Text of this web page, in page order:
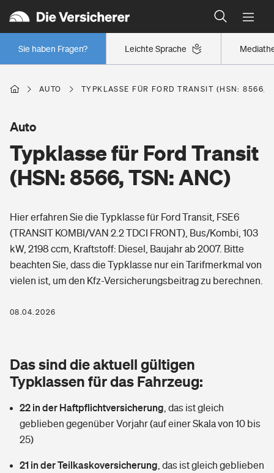
Leichte Sprache
Sie haben Fragen?
Wer versichert was: Jetzt Versicherer finden
Regionalklassen: So ist Ihre Region eingestuft
Wer versichert was: Jetzt Versicherer finden
Berufsunfähigkeitsversicherung
Erwerbsunfähigkeitsversicherung
Grundfähigkeitsversicherung
Arbeitsrechtsschutz
Berufshaftpflichtversicherung
Zur Übersicht
Tools
Wer versichert was: Jetzt Versicherer finden
Sie haben Fragen?
Wohnen
Glasversicherung
Mietkautionsversicherung
Restkreditversicherung
Freizeit
Pri­vate Haft­pflicht­
Kinderunfall­ver­si­che­rung
Kinderinvalidität
Gesundheit
Private Krankenversicherung
Dread-Disease-Versicherung
Tierkrankenversicherung
Zur Übersicht
AUTO TYPKLASSE FÜR FORD TRANSIT (HSN: 8566,
Typklasse für Ford Transit
(HSN: 8566, TSN: ANC)
Auto
Hier erfahren Sie die Typklasse für Ford Transit, FSE6
(TRANSIT KOMBI/VAN 2.2 TDCI FRONT), Bus/Kombi, 103
kW, 2198 ccm, Kraftstoff: Diesel, Baujahr ab 2007. Bitte
beachten Sie, dass die Typklasse nur ein Tarifmerkmal von
vielen ist, um den Kfz-Versicherungsbeitrag zu berechnen.
08.04.2026
Das sind die aktuell gültigen
Typklassen für das Fahrzeug:
22 in der Haftpflichtversicherung das ist gleich
geblieben gegenüber Vorjahr (auf einer Skala von 10 bis
25)
21 in der Teilkaskoversicherung das ist gleich geblieben